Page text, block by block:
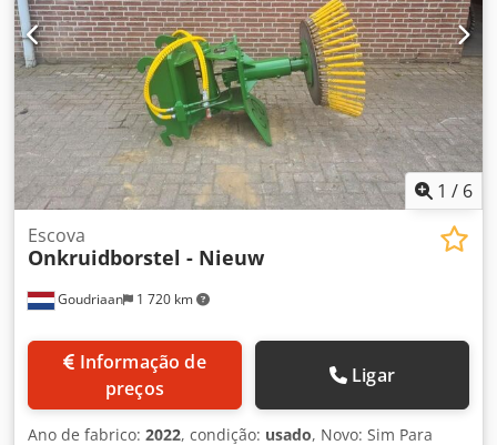
1 / 6
Goudriaan 1 720 km
Escova
Onkruidborstel - Nieuw
preços
Ligar
Ano de fabrico: 2022, condição: usado, Novo: Sim Para